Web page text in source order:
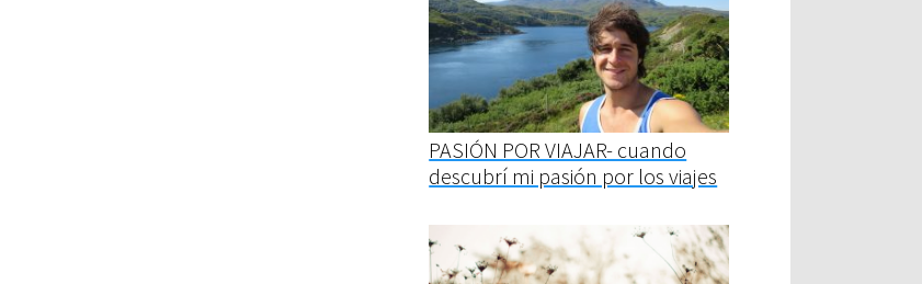
PASIÓN POR VIAJAR- cuando
descubrí mi pasión por los viajes